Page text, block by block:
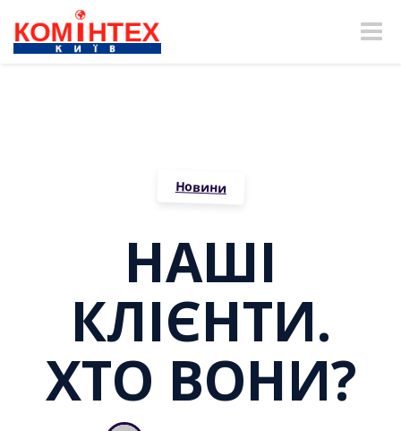
Toggle
Новини
НАШІ
КЛІЄНТИ.
ХТО ВОНИ?